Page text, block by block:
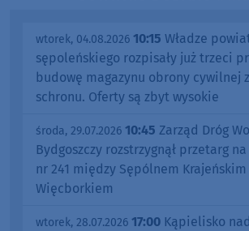
wtorek, 04.08.2026 10:15 Władze
sępoleńskiego rozpisały już trzeci
budowę magazynu obrony cywilnej
schronu. Oferty są zbyt wysokie
środa, 29.07.2026 10:45 Zarząd Dróg
Bydgoszczy rozstrzygnął przetarg
nr 241 między Sępólnem Krajeńskim
Więcborkiem
wtorek, 28.07.2026 17:00 Kąpielisko